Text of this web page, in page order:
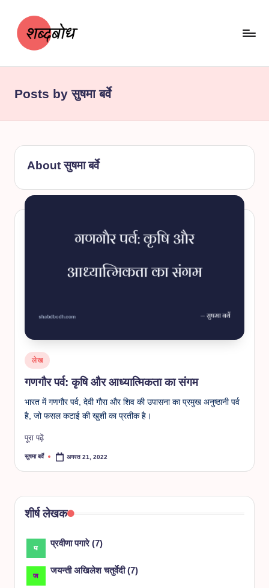
बो
ध
Posts by सुषमा बर्वे
About सुषमा बर्वे
Posted
in
लेख
गणगौर पर्व: कृषि और आध्यात्मिकता का संगम
भारत में गणगौर पर्व, देवी गौरा और शिव की उपासना का प्रमुख अनुष्ठानी पर्व
है, जो फसल कटाई की खुशी का प्रतीक है।
पूरा पढ़ें
Posted
सुषमा बर्वे अगस्त 21, 2022
शीर्ष लेखक
प्रवीणा पगारे(7)
जयन्ती अखिलेश चतुर्वेदी(7)